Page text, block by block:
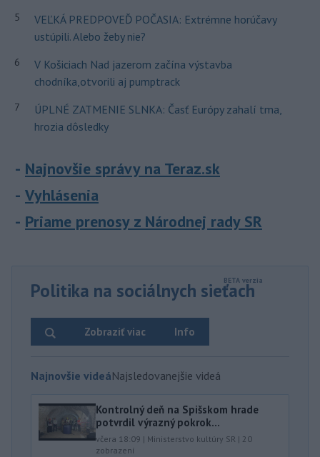
5
VEĽKÁ PREDPOVEĎ POČASIA: Extrémne horúčavy
ustúpili. Alebo žeby nie?
6
V Košiciach Nad jazerom začína výstavba
chodníka,otvorili aj pumptrack
7
ÚPLNÉ ZATMENIE SLNKA: Časť Európy zahalí tma,
hrozia dôsledky
Najnovšie správy na Teraz.sk
Vyhlásenia
Priame prenosy z Národnej rady SR
Politika na sociálnych sieťach
Info
Zobraziť viac
Najnovšie videáNajsledovanejšie videá
Kontrolný deň na Spišskom hrade
potvrdil výrazný pokrok...
včera 18:09 | Ministerstvo kultúry SR | 20
zobrazení